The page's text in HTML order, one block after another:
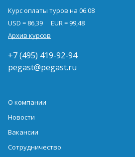
Курс оплаты туров на 06.08
USD = 86,39
EUR = 99,48
Архив курсов
+7 (495) 419-92-94
pegast@pegast.ru
О компании
Новости
Вакансии
Сотрудничество